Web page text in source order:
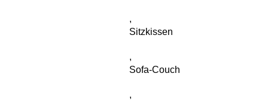
,
Sitzkissen
,
Sofa-Couch
,